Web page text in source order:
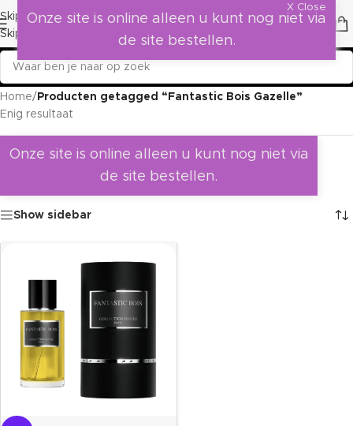
Skip to navigation
Skip to main content
Home/ Producten getagged “Fantastic Bois Gazelle”
Enig resultaat
Onze site is online alleen u kunt nog niet via
de site bestellen.
Show sidebar
X Close
Onze site is online alleen u kunt nog niet via
de site bestellen.